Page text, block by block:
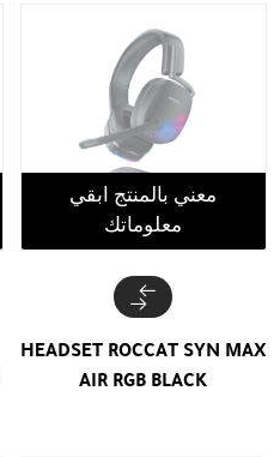
معني بالمنتج ابقي
معلوماتك
HEADSET ROCCAT SYN MAX
AIR RGB BLACK